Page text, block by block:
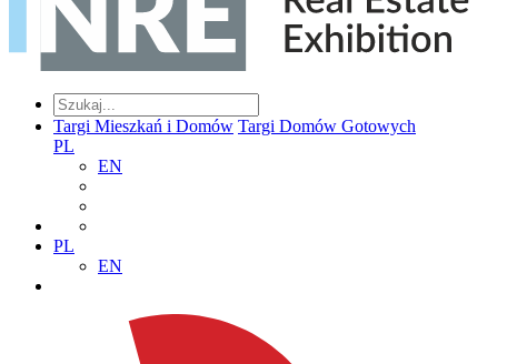
Targi Mieszkań i Domów Targi Domów Gotowych
PL
EN
PL
EN